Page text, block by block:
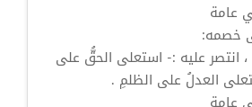
عامة
خصمه:
انتصر عليه :- استعلى الحقُّ على
العدلُ على الظلمِ .